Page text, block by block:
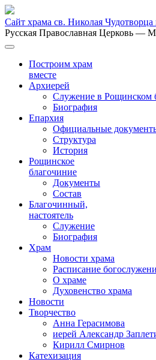
Сайт храма св. Николая
Русская Православная Церковь —
Построим храм
вместе
Архиерей
Служение в Рощинском
Биография
Епархия
Официальные
Структура
История
Рощинское
благочиние
Документы
Состав
Благочинный,
настоятель
Служение
Биография
Храм
Новости храма
Расписание
О храме
Духовенство храма
Новости
Творчество
Анна Герасимова
иерей Александр
Кирилл Смирнов
Катехизация